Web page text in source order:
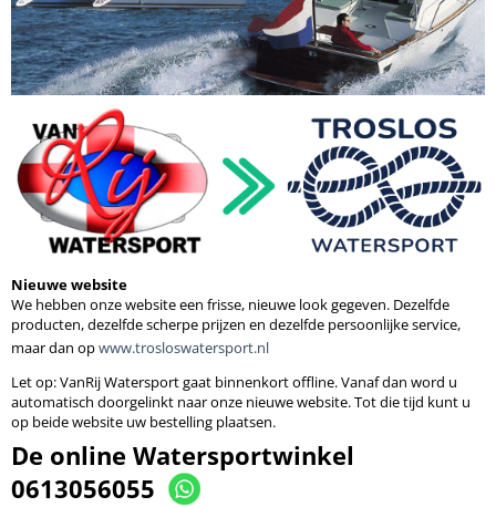
Nieuwe website
We hebben onze website een frisse, nieuwe look gegeven. Dezelfde
producten, dezelfde scherpe prijzen en dezelfde persoonlijke service,
maar dan opwww.trosloswatersport.nl
Let op: VanRij Watersport gaat binnenkortoffline. Vanaf dan word u
automatisch doorgelinkt naar onze nieuwe website. Tot die tijd kunt u
op beide website uw bestelling plaatsen.
De online Watersportwinkel
0613056055